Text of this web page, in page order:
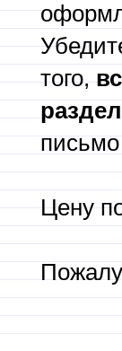
того,в
письмо
Цену